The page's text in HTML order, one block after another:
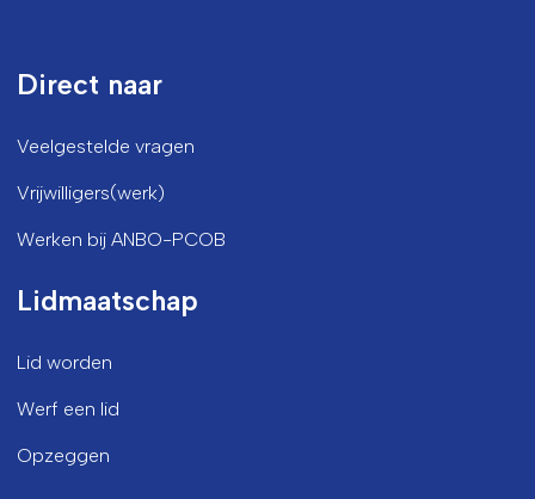
Direct naar
Veelgestelde vragen
Vrijwilligers(werk)
Werken bij ANBO-PCOB
Lidmaatschap
Lid worden
Werf een lid
Opzeggen